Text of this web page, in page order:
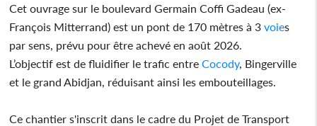
Cet ouvrage sur le boulevard Germain Coffi Gadeau (ex-
François Mitterrand) est un pont de 170 mètres à 3voies
par sens, prévu pour être achevé en août 2026.
L’objectif est de fluidifier le trafic entreCocody, Bingerville
et le grand Abidjan, réduisant ainsi les embouteillages.
Ce chantier s'inscrit dans le cadre du Projet de Transport